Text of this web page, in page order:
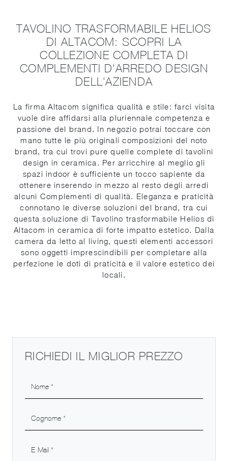
TAVOLINO TRASFORMABILE HELIOS
DI ALTACOM: SCOPRI LA
COLLEZIONE COMPLETA DI
COMPLEMENTI D'ARREDO DESIGN
DELL'AZIENDA
La firma Altacom significa qualità e stile: farci visita
vuole dire affidarsi alla pluriennale competenza e
passione del brand. In negozio potrai toccare con
mano tutte le più originali composizioni del noto
brand, tra cui trovi pure quelle complete di tavolini
design in ceramica. Per arricchire al meglio gli
spazi indoor è sufficiente un tocco sapiente da
ottenere inserendo in mezzo al resto degli arredi
alcuni Complementi di qualità. Eleganza e praticità
connotano le diverse soluzioni del brand, tra cui
questa soluzione di Tavolino trasformabile Helios di
Altacom in ceramica di forte impatto estetico. Dalla
camera da letto al living, questi elementi accessori
sono oggetti imprescindibili per completare alla
perfezione le doti di praticità e il valore estetico dei
locali.
RICHIEDI IL MIGLIOR PREZZO